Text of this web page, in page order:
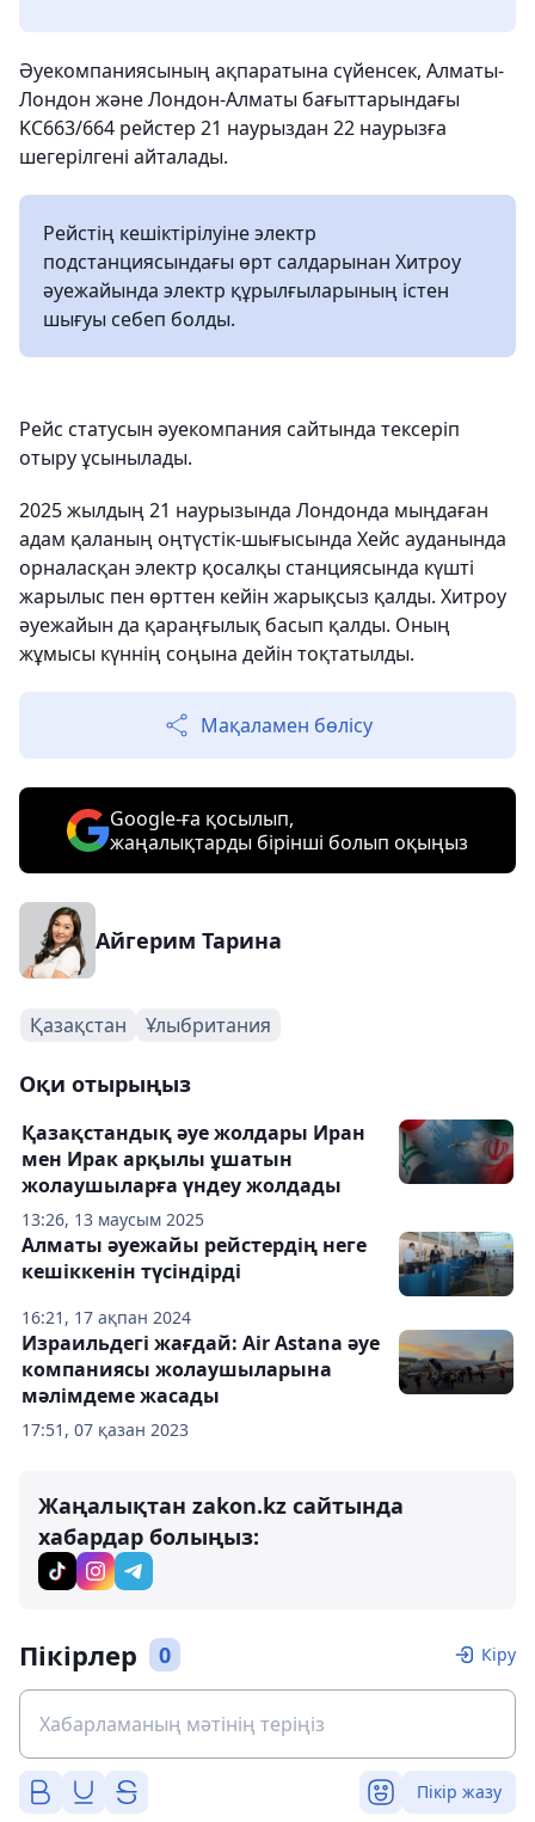
Әуекомпаниясының ақпаратына сүйенсек, Алматы-
Лондон және Лондон-Алматы бағыттарындағы
KC663/664 рейстер 21 наурыздан 22 наурызға
шегерілгені айталады.
Рейстің кешіктірілуіне электр
подстанциясындағы өрт салдарынан Хитроу
әуежайында электр құрылғыларының істен
шығуы себеп болды.
Рейс статусын әуекомпания сайтында тексеріп
отыру ұсынылады.
2025 жылдың 21 наурызында Лондонда мыңдаған
адам қаланың оңтүстік-шығысында Хейс ауданында
орналасқан электр қосалқы станциясында күшті
жарылыс пен өрттен кейін жарықсыз қалды. Хитроу
әуежайын да қараңғылық басып қалды. Оның
жұмысы күннің соңына дейін тоқтатылды.
Мақаламен бөлісу
Google-ға қосылып,
жаңалықтарды бірінші болып оқыңыз
Айгерим Тарина
Қазақстан Ұлыбритания
Оқи отырыңыз
13:26, 13 маусым 2025
Қазақстандық әуе жолдары Иран
мен Ирак арқылы ұшатын
жолаушыларға үндеу жолдады
16:21, 17 ақпан 2024
Алматы әуежайы рейстердің неге
кешіккенін түсіндірді
17:51, 07 қазан 2023
Израильдегі жағдай: Air Astana әуе
компаниясы жолаушыларына
мәлімдеме жасады
Жаңалықтан zakon.kz сайтында
хабардар болыңыз:
Пікірлер 0 Кіру
Пікір жазу